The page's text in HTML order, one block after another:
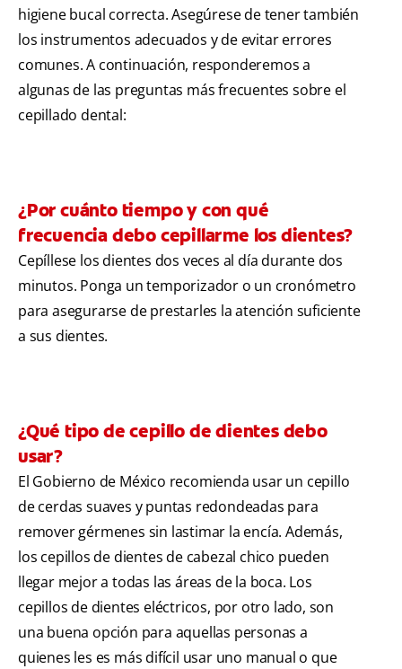
higiene bucal correcta. Asegúrese de tener también
los instrumentos adecuados y de evitar errores
comunes. A continuación, responderemos a
algunas de las preguntas más frecuentes sobre el
cepillado dental:
¿Por cuánto tiempo y con qué
frecuencia debo cepillarme los dientes?
Cepíllese los dientes dos veces al día durante dos
minutos. Ponga un temporizador o un cronómetro
para asegurarse de prestarles la atención suficiente
a sus dientes.
¿Qué tipo de cepillo de dientes debo
usar?
El Gobierno de México recomienda usar un cepillo
de cerdas suaves y puntas redondeadas para
remover gérmenes sin lastimar la encía. Además,
los cepillos de dientes de cabezal chico pueden
llegar mejor a todas las áreas de la boca. Los
cepillos de dientes eléctricos, por otro lado, son
una buena opción para aquellas personas a
quienes les es más difícil usar uno manual o que